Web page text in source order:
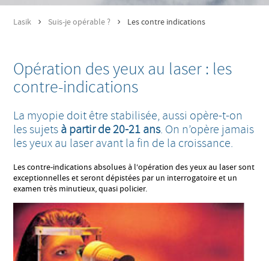
Lasik > Suis-je opérable ? > Les contre indications
Opération des yeux au laser : les
contre-indications
La myopie doit être stabilisée, aussi opère-t-on
les sujets à partir de 20-21 ans. On n’opère jamais
les yeux au laser avant la fin de la croissance.
Les contre-indications absolues à l‘opération des yeux au laser sont
exceptionnelles et seront dépistées par un interrogatoire et un
examen très minutieux, quasi policier.